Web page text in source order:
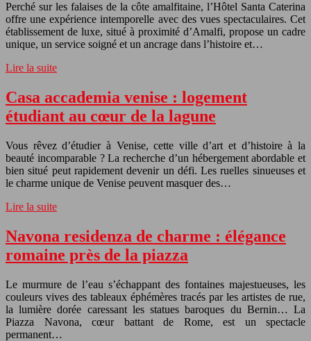
Perché sur les falaises de la côte amalfitaine, l’Hôtel Santa Caterina
offre une expérience intemporelle avec des vues spectaculaires. Cet
établissement de luxe, situé à proximité d’Amalfi, propose un cadre
unique, un service soigné et un ancrage dans l’histoire et…
Lire la suite
Casa accademia venise : logement
étudiant au cœur de la lagune
Vous rêvez d’étudier à Venise, cette ville d’art et d’histoire à la
beauté incomparable ? La recherche d’un hébergement abordable et
bien situé peut rapidement devenir un défi. Les ruelles sinueuses et
le charme unique de Venise peuvent masquer des…
Lire la suite
Navona residenza de charme : élégance
romaine près de la piazza
Le murmure de l’eau s’échappant des fontaines majestueuses, les
couleurs vives des tableaux éphémères tracés par les artistes de rue,
la lumière dorée caressant les statues baroques du Bernin… La
Piazza Navona, cœur battant de Rome, est un spectacle
permanent…